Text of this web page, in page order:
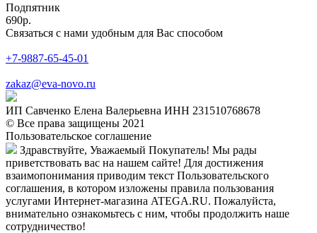
Подпятник
690р.
Связаться с нами удобным для Вас способом
+7-9887-65-45-01
zakaz@eva-novo.ru
ИП Савченко Елена Валерьевна ИНН 231510768678
© Все права защищены 2021
Пользовательское соглашение
Здравствуйте, Уважаемый Покупатель! Мы рады
приветствовать вас на нашем сайте! Для достижения
взаимопонимания приводим текст Пользовательского
соглашения, в котором изложены правила пользования
услугами Интернет-магазина ATEGA.RU. Пожалуйста,
внимательно ознакомьтесь с ним, чтобы продолжить наше
сотрудничество!